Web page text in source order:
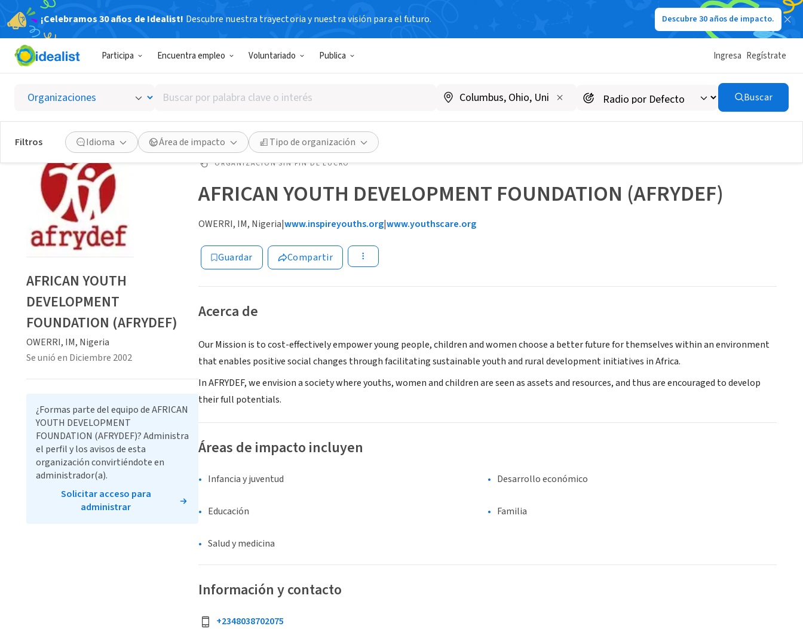
¡Celebramos 30 años de Idealist! Descubre nuestra trayectoria y nuestra visión para el futuro. Descubre 30 años de impacto.
Participa Encuentra empleo Voluntariado Publica Ingresa Regístrate
Buscar
por
palabra
clave
o
interés
Buscar
Filtros Idioma Área de impacto Tipo de organización
ORGANIZACIÓN SIN FIN DE LUCRO
AFRICAN YOUTH DEVELOPMENT FOUNDATION (AFRYDEF)
OWERRI, IM, Nigeria|www.inspireyouths.org|www.youthscare.org
Guardar Compartir
Acerca de
Our Mission is to cost-effectively empower young people, children and women choose a better future for themselves within an environment
that enables positive social changes through facilitating sustainable youth and rural development initiatives in Africa.
In AFRYDEF, we envision a society where youths, women and children are seen as assets and resources, and thus are encouraged to develop
their full potentials.
Áreas de impacto incluyen
Infancia y juventud Desarrollo económico
Educación Familia
Salud y medicina
Información y contacto
+2348038702075
AFRICAN YOUTH
DEVELOPMENT
FOUNDATION (AFRYDEF)
OWERRI, IM, Nigeria
Se unió en Diciembre 2002
¿Formas parte del equipo de AFRICAN
YOUTH DEVELOPMENT
FOUNDATION (AFRYDEF)? Administra
el perfil y los avisos de esta
organización convirtiéndote en
administrador(a).
Solicitar acceso para
administrar